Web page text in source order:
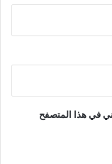
في هذا المتصفح